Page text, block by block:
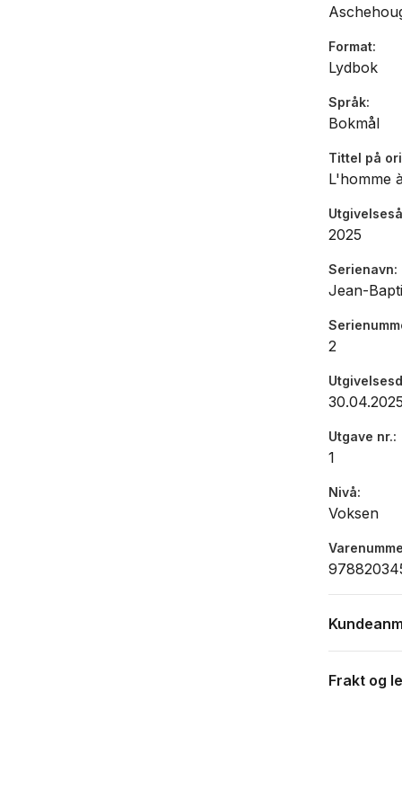
Format
Lydbok
Språk
Bokmål
Tittel på
L'homme
2025
Serienavn
Jean-
2
Utgave nr.
1
Nivå
Voksen
Frakt og